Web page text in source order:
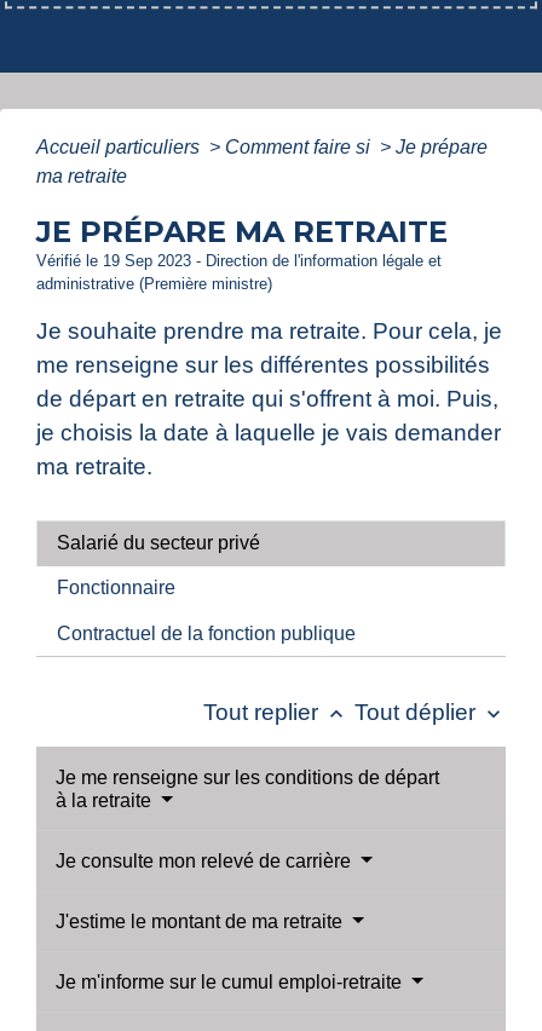
Accueil particuliers > Comment faire si > Je prépare
ma retraite
JE PRÉPARE MA RETRAITE
Vérifié le 19 Sep 2023 - Direction de l'information légale et
administrative (Première ministre)
Je souhaite prendre ma retraite. Pour cela, je
me renseigne sur les différentes possibilités
de départ en retraite qui s'offrent à moi. Puis,
je choisis la date à laquelle je vais demander
ma retraite.
Salarié du secteur privé
Fonctionnaire
Contractuel de la fonction publique
Tout replier keyboard_arrow_up Tout déplier keyboard_arrow_down
Je me renseigne sur les conditions de départ
à la retraite
Je consulte mon relevé de carrière
J'estime le montant de ma retraite
Je m'informe sur le cumul emploi-retraite